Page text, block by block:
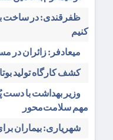
ظفرقندی: در ساخت
کنیم
میعادفر: زائران در
کشف کارگاه تولید
وزیر بهداشت با دست
مهم سلامت‌محور
شهریاری: بیماران